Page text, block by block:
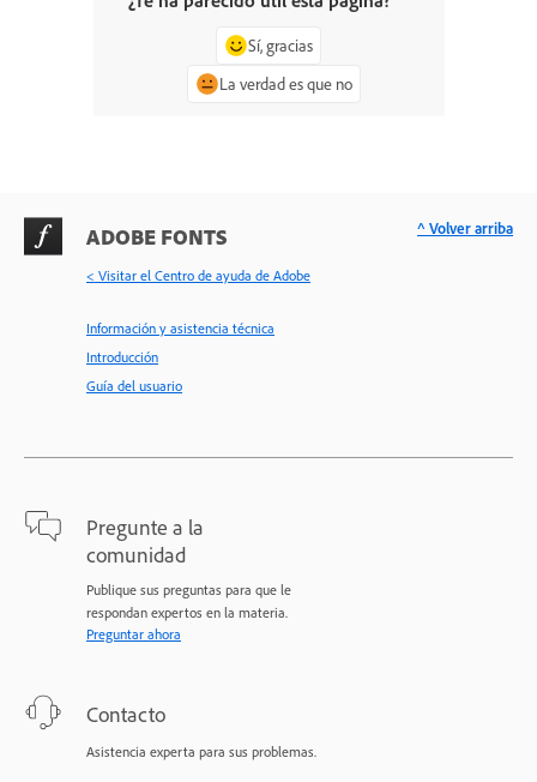
Sí, gracias
La verdad es que no
ADOBE FONTS
< Visitar el Centro de ayuda de Adobe
Información y asistencia técnica
Introducción
Guía del usuario
Pregunte a la
comunidad
Publique sus preguntas para que le
respondan expertos en la materia.
Preguntar ahora
Contacto
Asistencia experta para sus problemas.
^ Volver arriba